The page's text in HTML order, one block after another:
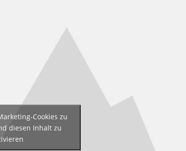
Cookies zu
diesen Inhalt zu